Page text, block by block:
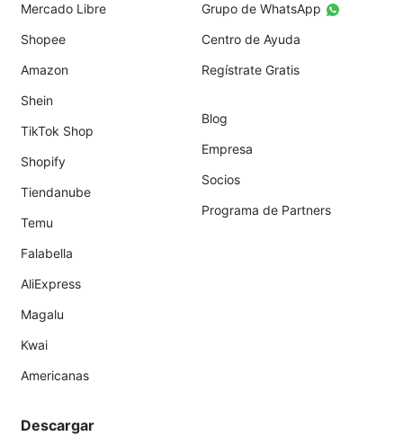
Mercado Libre
Shopee
Amazon
Shein
TikTok Shop
Shopify
Tiendanube
Temu
Falabella
AliExpress
Magalu
Kwai
Americanas
Grupo de WhatsApp
Centro de Ayuda
Regístrate Gratis
Blog
Empresa
Socios
Programa de Partners
Descargar